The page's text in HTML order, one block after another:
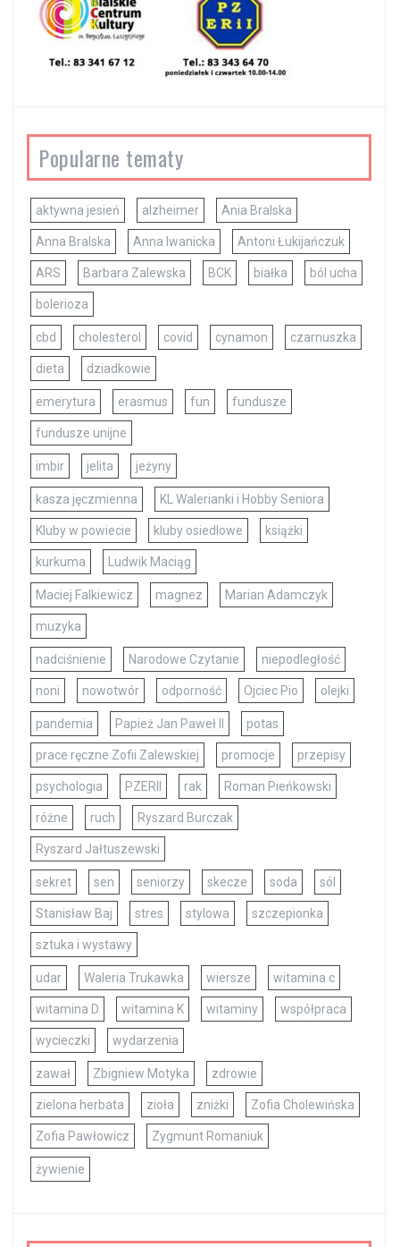
Popularne tematy
aktywna jesień alzheimer Ania Bralska
Anna Bralska Anna Iwanicka Antoni Łukijańczuk
ARS Barbara Zalewska BCK białka ból ucha
bolerioza
cbd cholesterol covid cynamon czarnuszka
dieta dziadkowie
emerytura erasmus fun fundusze
fundusze unijne
imbir jelita jeżyny
kasza jęczmienna KL Walerianki i Hobby Seniora
Kluby w powiecie kluby osiedlowe książki
kurkuma Ludwik Maciąg
Maciej Falkiewicz magnez Marian Adamczyk
muzyka
nadciśnienie Narodowe Czytanie niepodległość
noni nowotwór odporność Ojciec Pio olejki
pandemia Papież Jan Paweł II potas
prace ręczne Zofii Zalewskiej promocje przepisy
psychologia PZERII rak Roman Pieńkowski
różne ruch Ryszard Burczak
Ryszard Jałtuszewski
sekret sen seniorzy skecze soda sól
Stanisław Baj stres stylowa szczepionka
sztuka i wystawy
udar Waleria Trukawka wiersze witamina c
witamina D witamina K witaminy współpraca
wycieczki wydarzenia
zawał Zbigniew Motyka zdrowie
zielona herbata zioła zniżki Zofia Cholewińska
Zofia Pawłowicz Zygmunt Romaniuk
żywienie